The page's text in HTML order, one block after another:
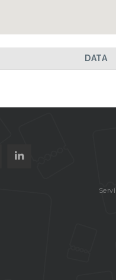
DATA